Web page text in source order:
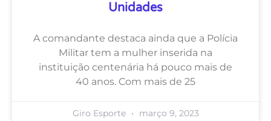
Unidades
A comandante destaca ainda que a Polícia
Militar tem a mulher inserida na
instituição centenária há pouco mais de
40 anos. Com mais de 25
Giro Esporte março 9, 2023